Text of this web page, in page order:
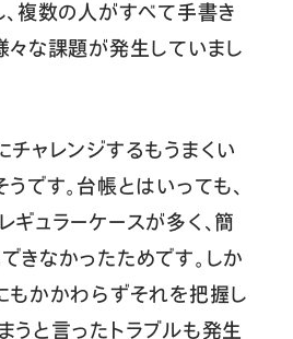
、複数の人がすべて手書き
々な課題が発生していまし
チャレンジするもうまくい
です。台帳とはいっても、
ギュラーケースが多く、簡
きなかったためです。しか
もかかわらずそれを把握し
うと言ったトラブルも発生